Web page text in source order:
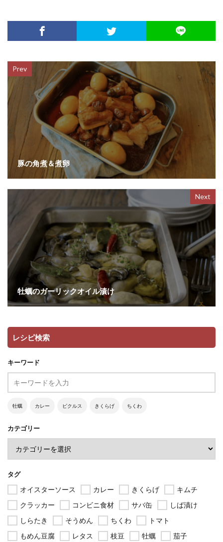
Prev
豚の角煮＆煮卵
Next
牡蠣のガーリックオイル漬け
レシピ検索
キーワード
牡蠣 カレー ピクルス きくらげ ちくわ
カテゴリー
タグ
オイスターソース カレー きくらげ
キムチ
クラッカー
コンビニ食材 サバ缶
しば漬け
しらたき
そうめん ちくわ
トマト
もめん豆腐
レタス 枝豆 牡蠣 茄子